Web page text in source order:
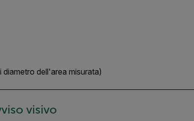
dell'area misurata)
visivo